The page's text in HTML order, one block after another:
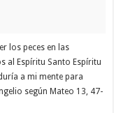
los peces en las
al Espíritu Santo Espíritu
a mi mente para
según Mateo 13, 47-